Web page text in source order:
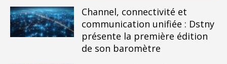
Channel, connectivité et
communication unifiée : Dstny
présente la première édition
de son baromètre